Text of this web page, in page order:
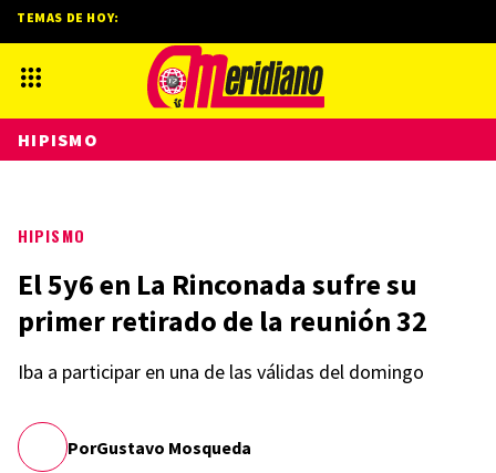
HIPISMO
El 5y6 en La Rinconada sufre su
primer retirado de la reunión 32
Iba a participar en una de las válidas del domingo
PorGustavo Mosqueda
TEMAS DE HOY:
HIPISMO